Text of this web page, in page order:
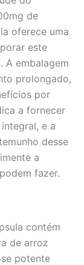
de
oferece uma
este
A embalagem
prolongado,
por
a fornecer
e a
desse
a
fazer.
contém
de arroz
potente